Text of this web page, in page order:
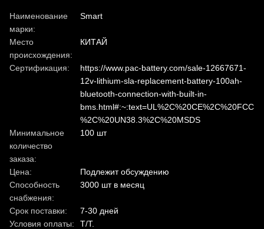
Наименование
марки:
Smart
Место
происхождения:
КИТАЙ
Сертификация:
https://www.pac-battery.com/sale-12667671-
12v-lithium-sla-replacement-battery-100ah-
bluetooth-connection-with-built-in-
bms.html#:~:text=UL%2C%20CE%2C%20FCC
%2C%20UN38.3%2C%20MSDS
Минимальное
количество
заказа:
100 шт
Цена:
Подлежит обсуждению
Способность
снабжения:
3000 шт в месяц
Срок поставки:
7-30 дней
Условия оплаты:
T/T.